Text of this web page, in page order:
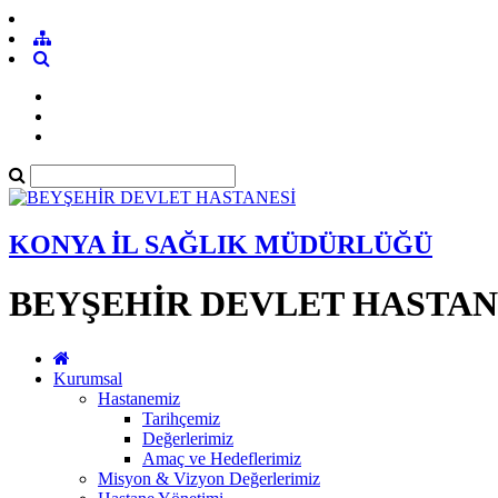
KONYA İL SAĞLIK MÜDÜRLÜĞÜ
BEYŞEHİR DEVLET
Kurumsal
Hastanemiz
Tarihçemiz
Değerlerimiz
Amaç ve Hedeflerimiz
Misyon & Vizyon Değerlerimiz